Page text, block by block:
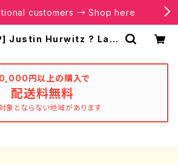
customers → Shop here
Justin Hurwitz ? La L
円以上の購入で
配送料無料
象とならない地域があります